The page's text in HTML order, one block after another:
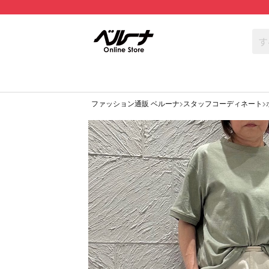
ファッション通販 ベルーナ スタッフコーディネート